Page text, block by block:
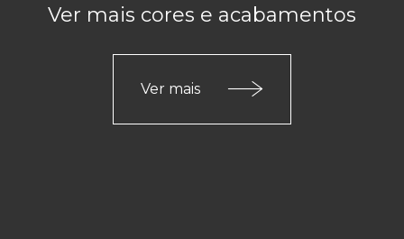
Ver mais cores e acabamentos
Ver mais